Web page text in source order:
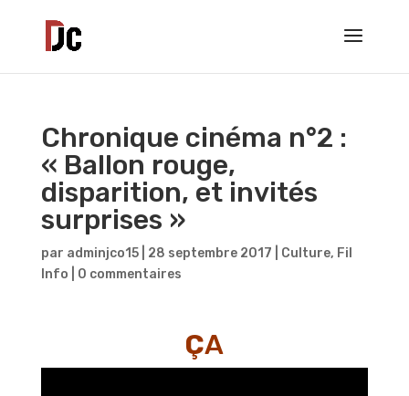
Chronique cinéma n°2 :
« Ballon rouge,
disparition, et invités
surprises »
par adminjco15| 28 septembre 2017 Culture, Fil
Info
0 commentaires
ÇA